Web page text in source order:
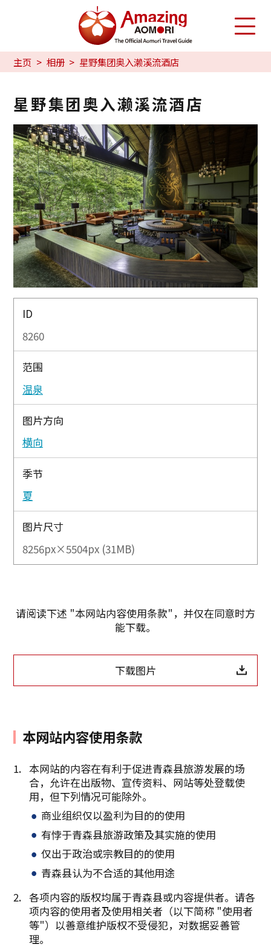
主页 相册 星野集团奥入濑溪流酒店
星野集团奥入濑溪流酒店
ID
8260
范围
温泉
图片方向
横向
季节
夏
图片尺寸
8256px×5504px (31MB)
请阅读下述 "本网站内容使用条款"，并仅在同意时方
能下载。
下载图片
本网站内容使用条款
本网站的内容在有利于促进青森县旅游发展的场
合，允许在出版物、宣传资料、网站等处登载使
用，但下列情况可能除外。
商业组织仅以盈利为目的的使用
有悖于青森县旅游政策及其实施的使用
仅出于政治或宗教目的的使用
青森县认为不合适的其他用途
各项内容的版权均属于青森县或内容提供者。请各
项内容的使用者及使用相关者（以下简称 "使用者
等"）以善意维护版权不受侵犯，对数据妥善管
理。
复制链接